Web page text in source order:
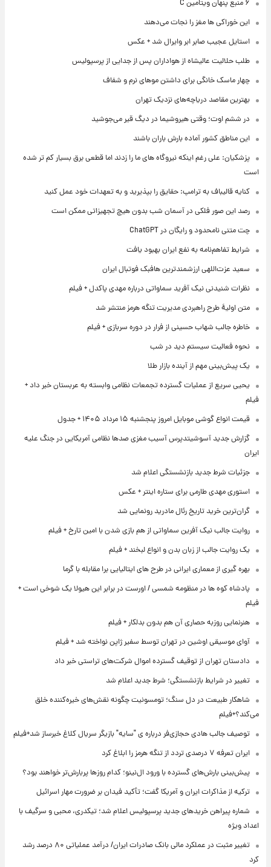
۶ منبع پنهان ویتامین C
این خوراکی ها مغز را نجات می‌دهند
استایل عجیب صابر ابر وایرال شد + عکس
طلب حلالیت عالیشاه از هواداران پس از جدایی از پرسپولیس
چهار ماسک خانگی برای داشتن موهای نرم و شفاف
بهترین مقاصد دریاچه‌های نزدیک تهران
در ششم اوت؛ وقتی هیروشیما در دیگ قیر می‌جوشید
این مناطق کشور آماده بارش باران باشند
پزشکیان: علی رغم اینکه نیروگاه های ما را زدند اما قطعی برق بسیار کم تر شده
است
کنایه قالیباف به ترامپ: حقایق را بپذیرید و به تعهدات خود عمل کنید
رصد این صور فلکی در آسمان شب بدون هیچ تجهیزاتی ممکن است
چت متنی نامحدود و رایگان در ChatGPT
شرایط تفاهم‌نامه به نفع ایران بهبود یافت
سعید عزت‌اللهی ارزشمندترین هافبک فوتبال ایران
نظرات شنیدنی نیک آفرید سماواتی درباره مهدی پاکدل + فیلم
متن اولیۀ طرح راهبردی مدیریت تنگه هرمز منتشر شد
خاطره جالب شهاب حسینی از فرار در دوره سربازی + فیلم
نحوه فعالیت سیستم دید در شب
یک پیش‌بینی مهم از آینده بازار طلا
یحیی سریع از عملیات گسترده تجمعات نظامی وابسته به عربستان خبر داد +
فیلم
قیمت انواع گوشی موبایل امروز پنجشنبه ۱۵ مرداد ۱۴۰۵ + جدول
گزارش جدید آسوشیتدپرس آسیب مغزی صدها نظامی آمریکایی در جنگ علیه
ایران
جزئیات شرط جدید بازنشستگی اعلام شد
استوری مهدی طارمی برای ستاره اینتر + عکس
گران‌ترین خرید تاریخ رئال مادرید رونمایی شد
روایت جالب نیک آفرین سماواتی از هم بازی شدن با امین تارخ + فیلم
یک روایت جالب از زبان بدن و انواع لبخند + فیلم
بهره گیری از معماری ایرانی در طرح های ایتالیایی برا مقابله با گرما
پادشاه کوه ها در منظومه شمسی / اورست در برابر این هیولا یک شوخی است +
فیلم
هنرنمایی روزبه حصاری آن هم بدون بدلکار + فیلم
آوای موسیقی اوشین در تهران توسط سفیر ژاپن نواخته شد + فیلم
دادستان تهران از توقیف گسترده اموال شرکت‌های تراستی خبر داد
تغییر در شرایط بازنشستگی؛ شرط جدید اعلام شد
شاهکار طبیعت در دل سنگ؛ تومسونیت چگونه نقش‌های خیره‌کننده خلق
می‌کند؟+فیلم
توصیف جالب هادی حجازی‌فر درباره ی "سایه" بازیگر سریال کلاغ خبرساز شد+فیلم
ایران تعرفه ۷ درصدی تردد از تنگه هرمز را ابلاغ کرد
پیش‌بینی بارش‌های گسترده با ورود ال‌نینو؛ کدام روزها پربارش‌تر خواهند بود؟
ترکیه از مذاکرات ایران و آمریکا گفت؛ تأکید فیدان بر ضرورت مهار اسرائیل
شماره پیراهن خریدهای جدید پرسپولیس اعلام شد؛ تیکدری، محبی و سرگیف با
اعداد ویژه
تغییر مثبت در عملکرد مالی بانک صادرات ایران/ درآمد عملیاتی ۸۰ درصد رشد
کرد